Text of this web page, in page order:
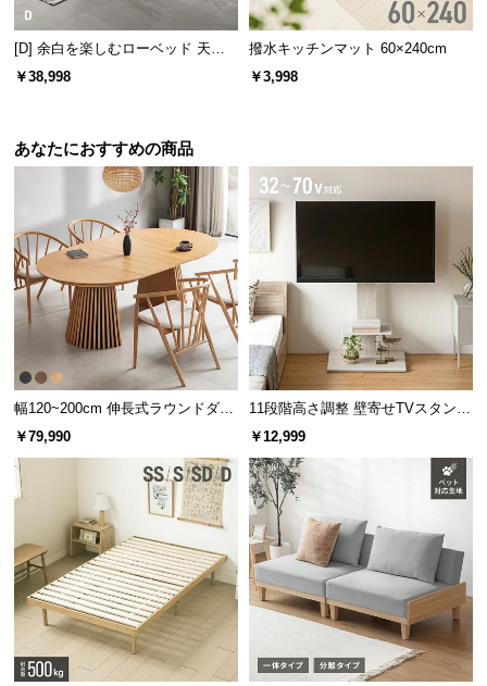
[D] 余白を楽しむローベッド 天然
木調 ステージベッド マットレス付
￥38,998
撥水キッチンマット 60×240cm
￥3,998
あなたにおすすめの商品
幅120~200cm 伸長式ラウンドダイ
ニングテーブル 6人掛け 天然木突
板 美しい格子デザイン
￥79,990
11段階高さ調整 壁寄せTVスタンド
キャスター付き 上下左右角度調節
￥12,999